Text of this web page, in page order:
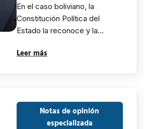
En el caso boliviano, la
Constitución Política del
Estado la reconoce y la…
Leer más
Notas de opinión
especializada